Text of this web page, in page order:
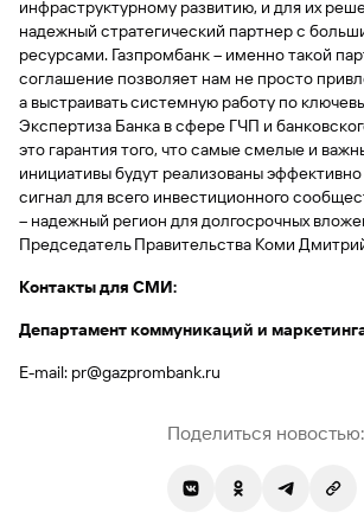
специальные
предложения
Газпром
Бонус
«Плюс»
Информация
для
держателей
карт
карта-стикер
полезно
Часто
задаваемые
вопросы
Калькулятор
вкладов
поиск
сайту
Вклады
Отчет о
кредитной
истории
Кредитный
помощник
Быстрый
поиск
сайту
Вклады
Открыть
брокерский
счет
Брокерское
обслуживание
Инвестиционные
продукты
доверительного
Налоговый
Отчет о
кредитной
истории
Станьте
партнером
Быстрый
поиск
сайту
Вклады
Кредитный
рейтинг
Отчет о
кредитной
истории
Станьте
партнером
Партнерам
Информация
для
партнеров
Gazprom
Pay
Интернет-
банк
Мобильное
приложение
GPB-
Trade
GorodPay
Отделения
банка
Банкоматы
инкассация
с Moniron
Онлайн-
касса 3 в 1 с
эквайрингом
Может
полезно
115-ФЗ
малого
сервисы
«Копии
документов»
и «Справки»
Быстрый
поиск
по
сайту
Курсы
валют
оплата
таможенных
платежей
Быстрый
поиск
по
сайту
Вклады
по
сайту
Вклады
сайту
Вклады
инфраструктурному развитию, и для их
надежный стратегический партнер с
ресурсами. Газпромбанк – именно такой
соглашение позволяет нам не просто
а выстраивать системную работу по
Экспертиза Банка в сфере ГЧП и
это гарантия того, что самые смелые и
инициативы будут реализованы
сигнал для всего инвестиционного
– надежный регион для долгосрочных
Председатель Правительства Коми
Контакты для СМИ:
Департамент коммуникаций и
E-mail: pr@gazprombank.ru
Поделиться новостью: